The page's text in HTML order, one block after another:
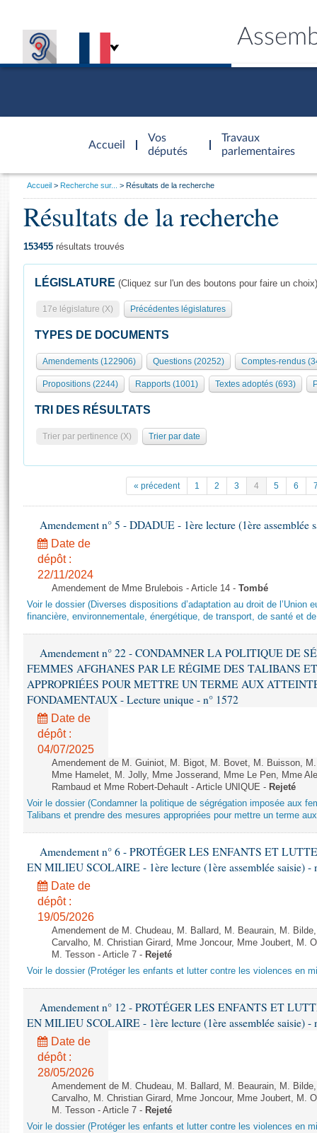
Accueil
d'accueil
Vos
députés
Travaux
parlementaires
Présidence
577 députés
Groupes politiques
Séance publique
Commissions et autres organes
Europe et International
Pétitions
Projets de loi
Propositions de loi
Amendements
Textes adoptés
Rapports d'information
Rapports d'enquête
Rapports législatifs
Rapports sur l'application des lois
Baromètre de l’application des lois
Dossiers législatifs
Budget et sécurité sociale
Questions écrites et orales
Comptes rendus des débats
Général
Rôle et pouvoirs de l'Assemblée
Organisation de l'Assemblée
Présidence Conférence des Présidents Bureau Collège des
Statistiques et chiffres clés
Documents de référence
( Constitution | Règlement de l'Assemblée ... )
Histoire
Juniors
Anciennes législatures
Liens vers les sites publics
Visiter l'Assemblée
Visite virtuelle du palais Bourbon
Assister à une séance
Contacts et plan d'accès
Photos libres de droit
Vous
Accueil Recherche sur... Résultats de la recherche
Résultats de la recherche
153455 résultats trouvés
LÉGISLATURE (Cliquez sur l'un des boutons pour faire un choix)
17e législature (X) Précédentes législatures
TYPES DE DOCUMENTS
Amendements (122906) Questions (20252) Comptes-rendus
Propositions (2244) Rapports (1001) Textes adoptés (693)
TRI DES RÉSULTATS
Trier par pertinence (X) Trier par date
« précedent 1 2 3 4 5 6
Amendement n° 5 - DDADUE - 1ère lecture (1ère assemblée
Date de
dépôt :
22/11/2024
Amendement de Mme Brulebois - Article 14 - Tombé
Voir le dossier (Diverses dispositions d’adaptation au droit de l’Union
financière, environnementale, énergétique, de transport, de santé et
Amendement n° 22 - CONDAMNER LA POLITIQUE DE
FEMMES AFGHANES PAR LE RÉGIME DES TALIBANS
APPROPRIÉES POUR METTRE UN TERME AUX
FONDAMENTAUX - Lecture unique - n° 1572
Date de
dépôt :
04/07/2025
Amendement de M. Guiniot, M. Bigot, M. Bovet, M. Buisson,
Mme Hamelet, M. Jolly, Mme Josserand, Mme Le Pen, Mme
Rambaud et Mme Robert-Dehault - Article UNIQUE - Rejeté
Voir le dossier (Condamner la politique de ségrégation imposée aux
Talibans et prendre des mesures appropriées pour mettre un terme
Amendement n° 6 - PROTÉGER LES ENFANTS ET
EN MILIEU SCOLAIRE - 1ère lecture (1ère assemblée saisie) -
Date de
dépôt :
19/05/2026
Amendement de M. Chudeau, M. Ballard, M. Beaurain, M.
Carvalho, M. Christian Girard, Mme Joncour, Mme Joubert, M.
M. Tesson - Article 7 - Rejeté
Voir le dossier (Protéger les enfants et lutter contre les violences en
Amendement n° 12 - PROTÉGER LES ENFANTS ET
EN MILIEU SCOLAIRE - 1ère lecture (1ère assemblée saisie) -
Date de
dépôt :
28/05/2026
Amendement de M. Chudeau, M. Ballard, M. Beaurain, M.
Carvalho, M. Christian Girard, Mme Joncour, Mme Joubert, M.
M. Tesson - Article 7 - Rejeté
Voir le dossier (Protéger les enfants et lutter contre les violences en